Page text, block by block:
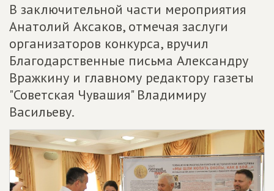
В заключительной части мероприятия
Анатолий Аксаков, отмечая заслуги
организаторов конкурса, вручил
Благодарственные письма Александру
Вражкину и главному редактору газеты
"Советская Чувашия" Владимиру
Васильеву.